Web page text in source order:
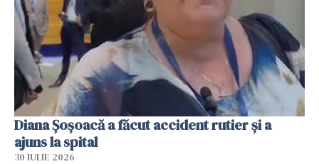
Diana Șoșoacă a făcut accident rutier și a
ajuns la spital
30 IULIE 2026